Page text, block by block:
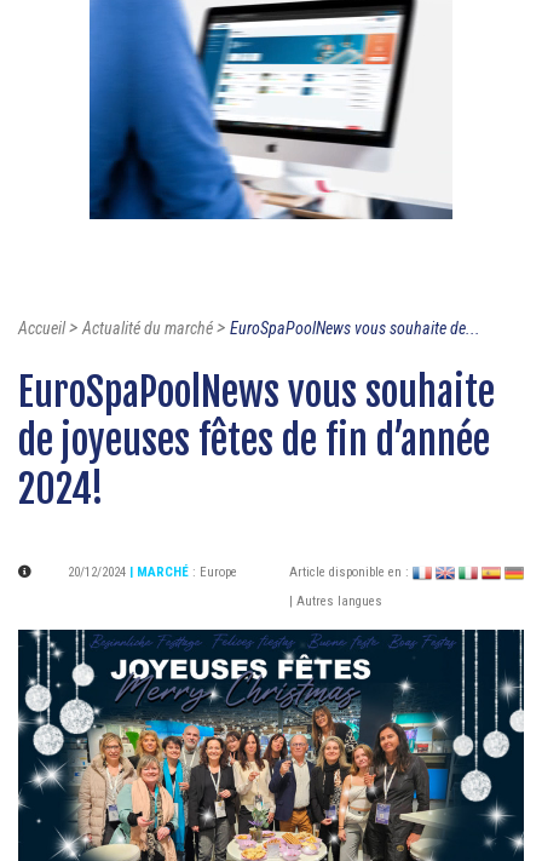
Accueil>Actualité du marché> EuroSpaPoolNews vous souhaite de...
EuroSpaPoolNews vous souhaite
de joyeuses fêtes de fin d’année
2024!
20/12/2024 | MARCHÉ : Europe
Article disponible en :
| Autres langues